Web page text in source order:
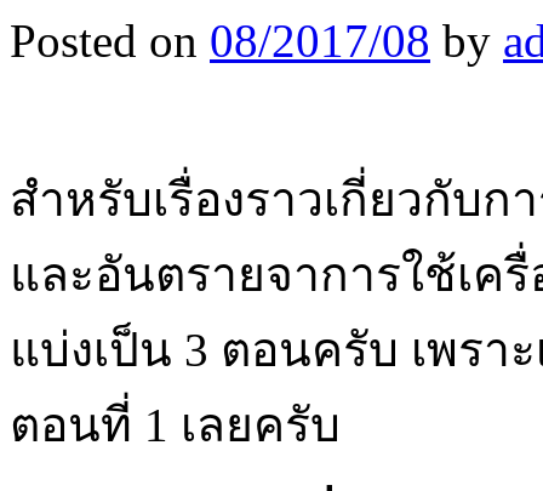
Posted on 08/2017/08 by
สำหรับเรื่องราวเกี่ยวกับก
และอันตรายจาการใช้เค
แบ่งเป็น 3 ตอนครับ เพรา
ตอนที่ 1 เลยครับ